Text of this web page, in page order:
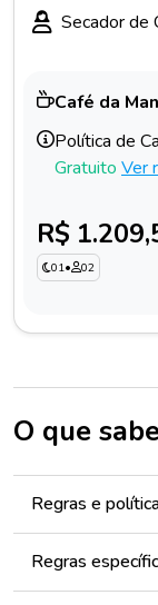
Secador de
Café da
Política de
Gratuito Ver
R$
01• 02
O que
Regras e
Regras